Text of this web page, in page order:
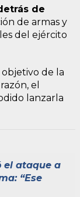
de
de armas y
del ejército
de la
el
lanzarla
el ataque a
“Ese